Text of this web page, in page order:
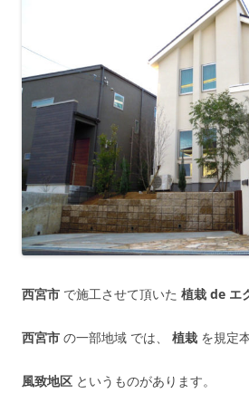
西宮市 で施工させて頂いた 植栽 de エ
西宮市 の一部地域 では、 植栽 を規定
風致地区 というものがあります。